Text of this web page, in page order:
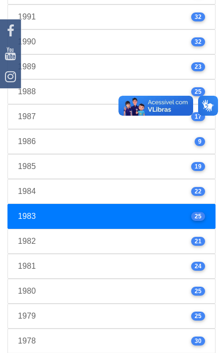
1991 32
1990 32
1989 23
1988 25
1987 17
1986 9
1985 19
1984 22
1983 25
1982 21
1981 24
1980 25
1979 25
1978 30